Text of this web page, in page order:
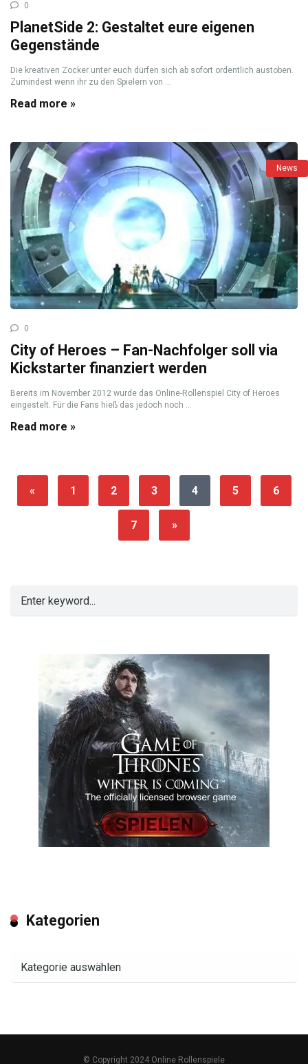
0
PlanetSide 2: Gestaltet eure eigenen
Gegenstände
Die kreativen Zocker unter euch dürfen sich ab sofort ordentlich austoben.
Zumindest wenn ihr zu den Spielern von ...
Read more »
News
0
City of Heroes – Fan-Nachfolger soll via
Kickstarter finanziert werden
Bereits im November 2012 wurde das Online-Rollenspiel City of Heroes
eingestelt. Für die Fans hieß das jedoch noch ...
Read more »
« 1 2 3 4 5 6
7 »
Kategorien
© Copyright 2024 Online Rollenspiele